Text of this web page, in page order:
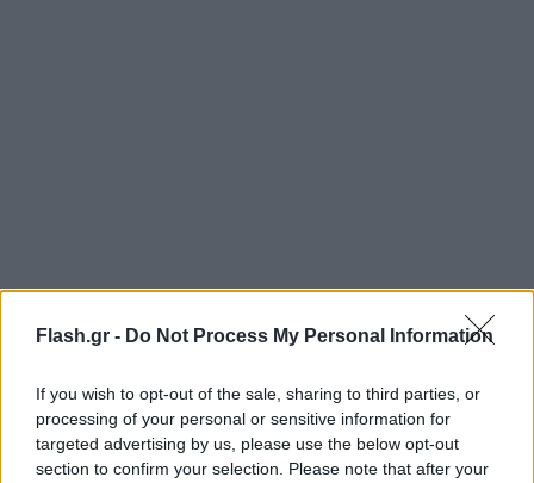
Flash.gr - Do Not Process My Personal Information
If you wish to opt-out of the sale, sharing to third parties, or
processing of your personal or sensitive information for
targeted advertising by us, please use the below opt-out
section to confirm your selection. Please note that after your